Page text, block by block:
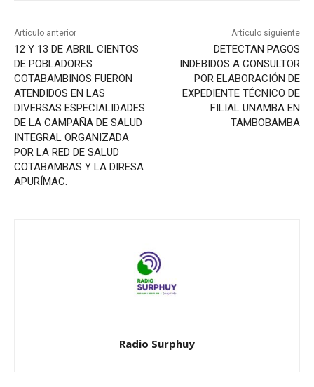
Artículo anterior
12 Y 13 DE ABRIL CIENTOS
DE POBLADORES
COTABAMBINOS FUERON
ATENDIDOS EN LAS
DIVERSAS ESPECIALIDADES
DE LA CAMPAÑA DE SALUD
INTEGRAL ORGANIZADA
POR LA RED DE SALUD
COTABAMBAS Y LA DIRESA
APURÍMAC.
Artículo siguiente
DETECTAN PAGOS
INDEBIDOS A CONSULTOR
POR ELABORACIÓN DE
EXPEDIENTE TÉCNICO DE
FILIAL UNAMBA EN
TAMBOBAMBA
Radio Surphuy